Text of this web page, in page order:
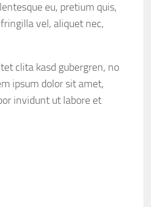
eu, pretium quis,
vel, aliquet nec,
clita kasd gubergren, no
ipsum dolor sit amet,
invidunt ut labore et